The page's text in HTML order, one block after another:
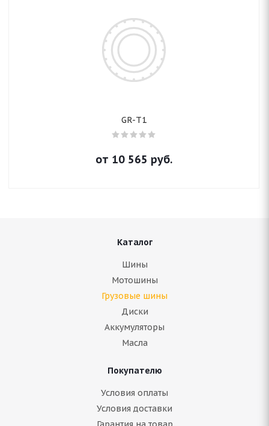
GR-T1
от 10 565 руб.
Каталог
Шины
Мотошины
Грузовые шины
Диски
Аккумуляторы
Масла
Покупателю
Условия оплаты
Условия доставки